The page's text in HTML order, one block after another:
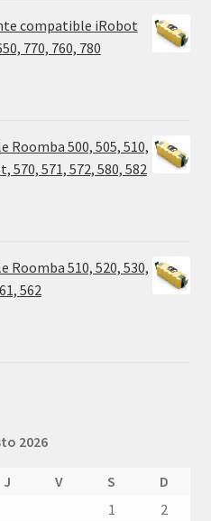
compatible iRobot
770, 760, 780
Roomba 500, 505, 510,
570, 571, 572, 580, 582
Roomba 510, 520, 530,
562
2026
J V S
D
1
2